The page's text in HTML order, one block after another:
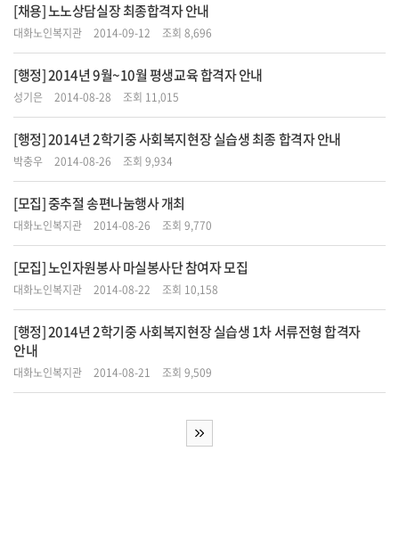
[채용] 노노상담실장 최종합격자 안내
대화노인복지관 2014-09-12 조회 8,696
[행정] 2014년 9월~10월 평생교육 합격자 안내
성기은 2014-08-28 조회 11,015
[행정] 2014년 2학기중 사회복지현장 실습생 최종 합격자 안내
박충우 2014-08-26 조회 9,934
[모집] 중추절 송편나눔행사 개최
대화노인복지관 2014-08-26 조회 9,770
[모집] 노인자원봉사 마실봉사단 참여자 모집
대화노인복지관 2014-08-22 조회 10,158
[행정] 2014년 2학기중 사회복지현장 실습생 1차 서류전형 합격자
안내
대화노인복지관 2014-08-21 조회 9,509